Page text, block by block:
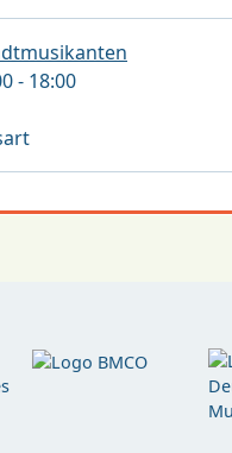
- 18:00